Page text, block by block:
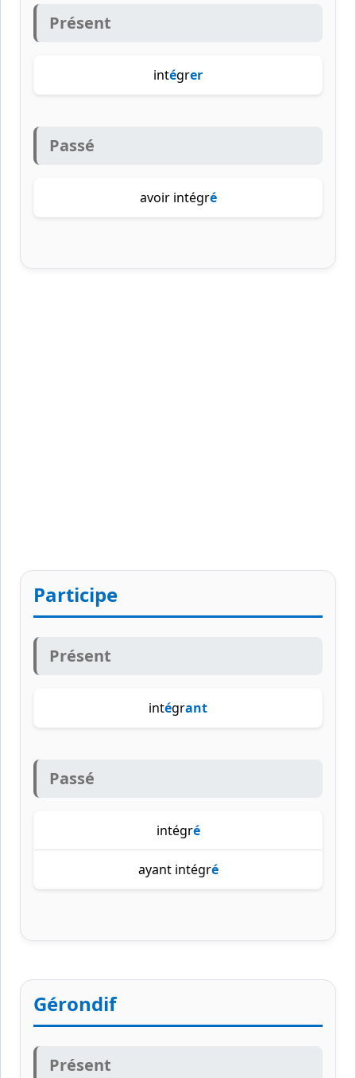
Présent
intégrer
Passé
avoir intégré
Participe
Présent
intégrant
Passé
intégré
ayant intégré
Gérondif
Présent